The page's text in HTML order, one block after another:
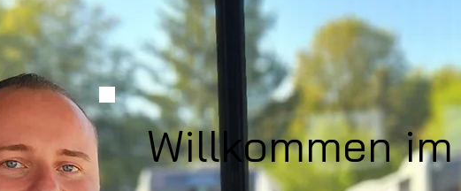
Willkommen im